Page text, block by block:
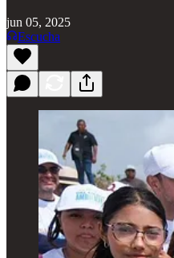
jun 05, 2025
Escucha